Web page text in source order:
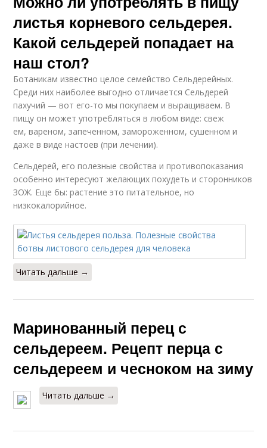
листья корневого сельдерея.
Какой сельдерей попадает на
наш стол?
Ботаникам известно целое семейство Сельдерейных.
Среди них наиболее выгодно отличается Сельдерей
пахучий — вот его-то мы покупаем и выращиваем. В
пищу он может употребляться в любом виде: свеж
ем, вареном, запеченном, замороженном, сушенном и
даже в виде настоев (при лечении).
Сельдерей, его полезные свойства и противопоказания
особенно интересуют желающих похудеть и сторонников
ЗОЖ. Еще бы: растение это питательное, но
низкокалорийное.
Читать дальше →
Маринованный перец с
сельдереем. Рецепт перца с
сельдереем и чесноком на зиму
Читать дальше →